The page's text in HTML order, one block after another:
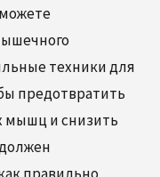
техники для
предотвратить
мышц и снизить
правильно